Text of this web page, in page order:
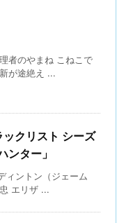
者のやまね こねこで
が途絶え ...
クリスト シーズ
ンター」
ィントン（ジェーム
エリザ ...